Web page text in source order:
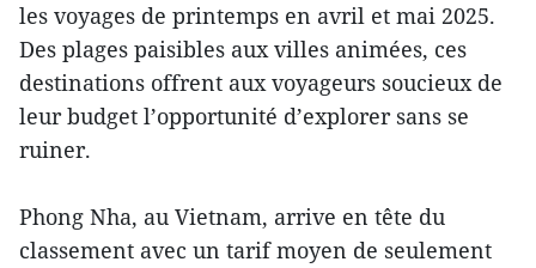
les voyages de printemps en avril et mai 2025.
Des plages paisibles aux villes animées, ces
destinations offrent aux voyageurs soucieux de
leur budget l’opportunité d’explorer sans se
ruiner.
Phong Nha, au Vietnam, arrive en tête du
classement avec un tarif moyen de seulement